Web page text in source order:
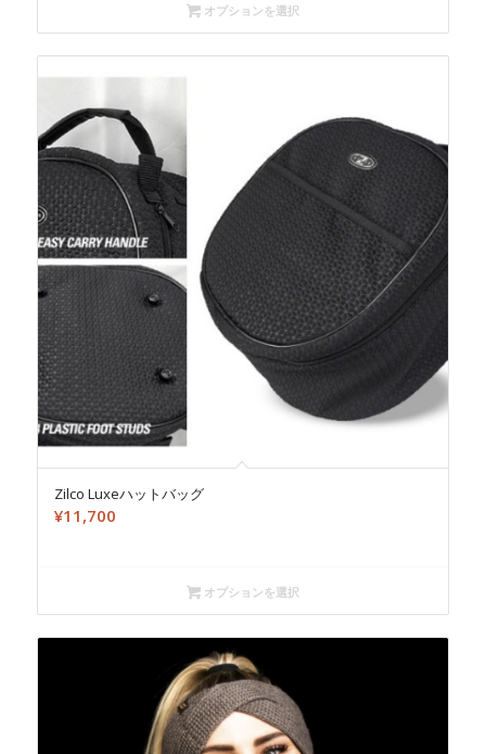
オプションを選択
Zilco Luxeハットバッグ
¥11,700
オプションを選択